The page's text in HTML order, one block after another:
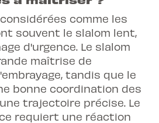
comme les
souvent le slalom lent,
d'urgence. Le slalom
maîtrise de
tandis que le
bonne coordination des
trajectoire précise. Le
requiert une réaction